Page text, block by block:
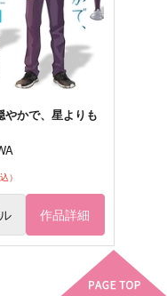
やかで、星よりも
）
作品詳細